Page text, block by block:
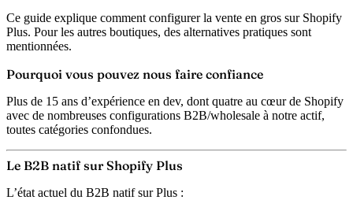
Ce guide explique comment configurer la vente en gros sur Shopify
Plus. Pour les autres boutiques, des alternatives pratiques sont
mentionnées.
Pourquoi vous pouvez nous faire confiance
Plus de 15 ans d’expérience en dev, dont quatre au cœur de Shopify
avec de nombreuses configurations B2B/wholesale à notre actif,
toutes catégories confondues.
Le B2B natif sur Shopify Plus
L’état actuel du B2B natif sur Plus :